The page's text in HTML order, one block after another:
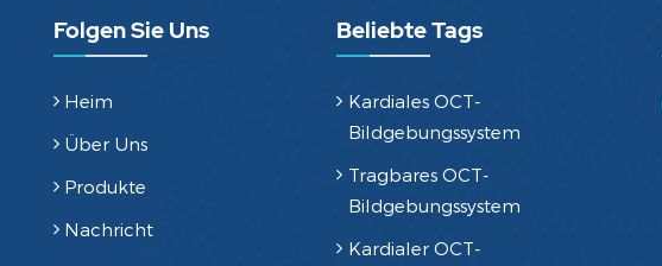
Folgen Sie Uns
Heim
Über Uns
Produkte
Nachricht
Beliebte Tags
Kardiales OCT-
Bildgebungssystem
Tragbares OCT-
Bildgebungssystem
Kardialer OCT-